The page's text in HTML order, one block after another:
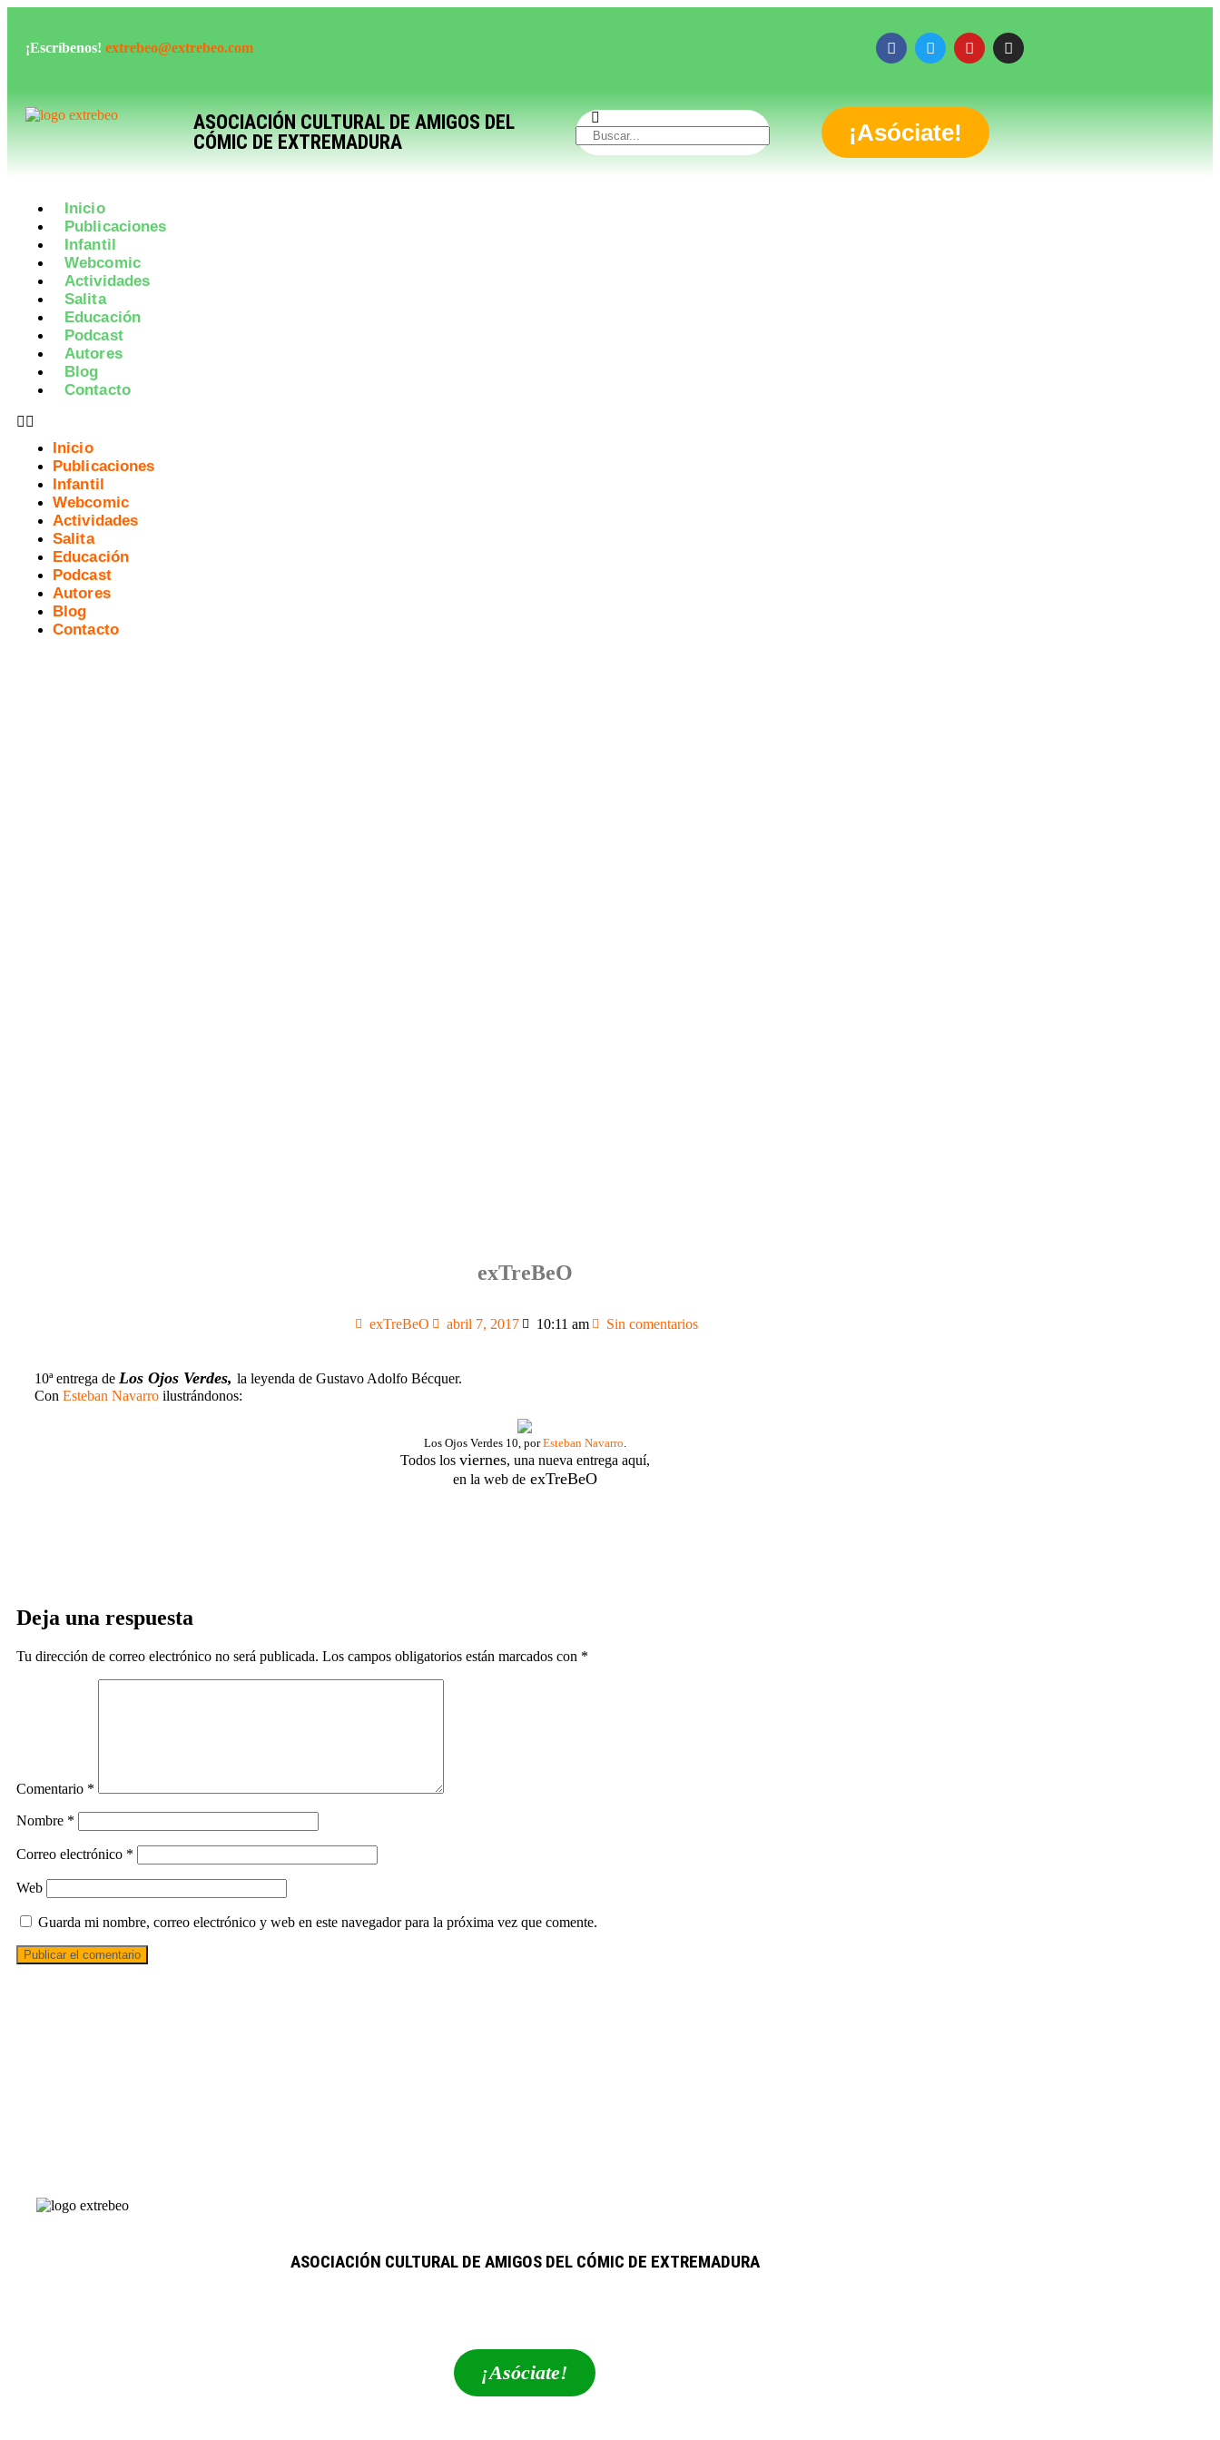
¡Escríbenos! extrebeo@extrebeo.com
ASOCIACIÓN CULTURAL DE AMIGOS DEL
CÓMIC DE EXTREMADURA
¡Asóciate!
Inicio
Publicaciones
Infantil
Webcomic
Actividades
Salita
Educación
Podcast
Autores
Blog
Contacto
Inicio
Publicaciones
Infantil
Webcomic
Actividades
Salita
Educación
Podcast
Autores
Blog
Contacto
exTreBeO
exTreBeO abril 7, 2017 10:11 am Sin comentarios
10ª entrega de Los Ojos Verdes, la leyenda de Gustavo Adolfo Bécquer.
Con Esteban Navarro ilustrándonos:
Los Ojos Verdes 10, porEsteban Navarro
Todos los viernes, una nueva entrega aquí,
en la web deexTreBeO
Deja una respuesta
Tu dirección de correo electrónico no será publicada. Los campos obligatorios están marcados con *
Comentario *
Nombre *
Correo electrónico *
Web
Guarda mi nombre, correo electrónico y web en este navegador para la próxima vez que comente.
ASOCIACIÓN CULTURAL DE AMIGOS DEL CÓMIC DE EXTREMADURA
¡Asóciate!